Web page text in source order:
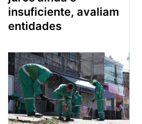
insuficiente, avaliam
entidades